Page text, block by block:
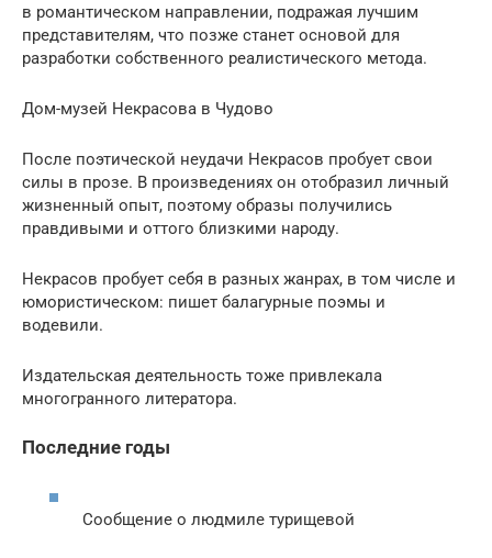
в романтическом направлении, подражая лучшим
представителям, что позже станет основой для
разработки собственного реалистического метода.
Дом-музей Некрасова в Чудово
После поэтической неудачи Некрасов пробует свои
силы в прозе. В произведениях он отобразил личный
жизненный опыт, поэтому образы получились
правдивыми и оттого близкими народу.
Некрасов пробует себя в разных жанрах, в том числе и
юмористическом: пишет балагурные поэмы и
водевили.
Издательская деятельность тоже привлекала
многогранного литератора.
Последние годы
Сообщение о людмиле турищевой